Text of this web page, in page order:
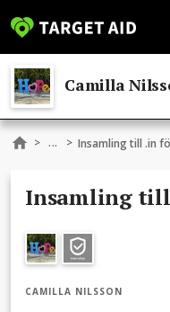
Camilla
> ... > Insamling till .in
Insamling till
CAMILLA NILSSON